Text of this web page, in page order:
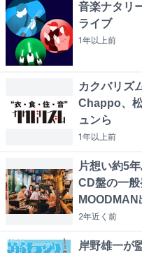
音楽ナタリ
ライブ
1年以上前
カクバリズ
Chappo、
ュンら
1年以上前
片想い約5
CD盤の一
MOODMAN
2年近く 前
岸野雄一が